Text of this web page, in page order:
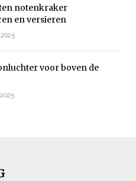
notenkraker
en versieren
voor boven de